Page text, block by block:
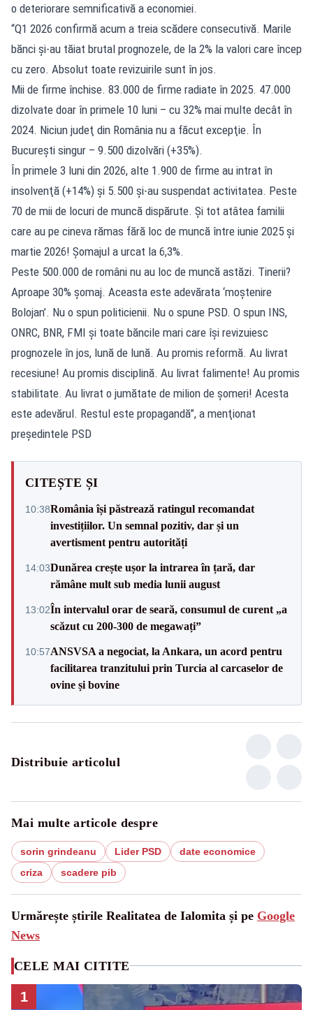
o deteriorare semnificativă a economiei.
“Q1 2026 confirmă acum a treia scădere consecutivă. Marile
bănci şi-au tăiat brutal prognozele, de la 2% la valori care încep
cu zero. Absolut toate revizuirile sunt în jos.
Mii de firme închise. 83.000 de firme radiate în 2025. 47.000
dizolvate doar în primele 10 luni – cu 32% mai multe decât în
2024. Niciun judeţ din România nu a făcut excepţie. În
Bucureşti singur – 9.500 dizolvări (+35%).
În primele 3 luni din 2026, alte 1.900 de firme au intrat în
insolvenţă (+14%) şi 5.500 şi-au suspendat activitatea. Peste
70 de mii de locuri de muncă dispărute. Şi tot atâtea familii
care au pe cineva rămas fără loc de muncă între iunie 2025 şi
martie 2026! Şomajul a urcat la 6,3%.
Peste 500.000 de români nu au loc de muncă astăzi. Tinerii?
Aproape 30% şomaj. Aceasta este adevărata ‘moştenire
Bolojan’. Nu o spun politicienii. Nu o spune PSD. O spun INS,
ONRC, BNR, FMI şi toate băncile mari care îşi revizuiesc
prognozele în jos, lună de lună. Au promis reformă. Au livrat
recesiune! Au promis disciplină. Au livrat falimente! Au promis
stabilitate. Au livrat o jumătate de milion de şomeri! Acesta
este adevărul. Restul este propagandă”, a menţionat
preşedintele PSD
CITEȘTE ȘI
10:38România își păstrează ratingul recomandat
investițiilor. Un semnal pozitiv, dar și un
avertisment pentru autorități
14:03Dunărea crește ușor la intrarea în țară, dar
rămâne mult sub media lunii august
13:02În intervalul orar de seară, consumul de curent „a
scăzut cu 200-300 de megawați”
10:57ANSVSA a negociat, la Ankara, un acord pentru
facilitarea tranzitului prin Turcia al carcaselor de
ovine și bovine
Distribuie articolul
Mai multe articole despre
sorin grindeanu Lider PSD
date economice
criza
scadere pib
Urmărește știrile Realitatea de Ialomita și pe Google
News
CELE MAI CITITE
1